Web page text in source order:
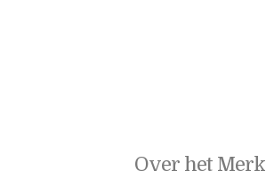
Over het Merk